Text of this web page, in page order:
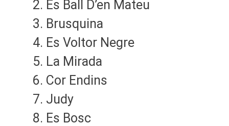
Es Ball D’en Mateu
Brusquina
Es Voltor Negre
La Mirada
Cor Endins
Judy
Es Bosc